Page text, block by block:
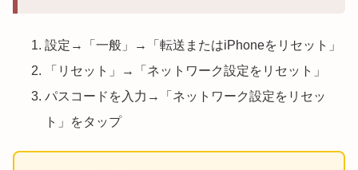
設定→「一般」→「転送またはiPhoneをリセット」
「リセット」→「ネットワーク設定をリセット」
パスコードを入力→「ネットワーク設定をリセッ
ト」をタップ